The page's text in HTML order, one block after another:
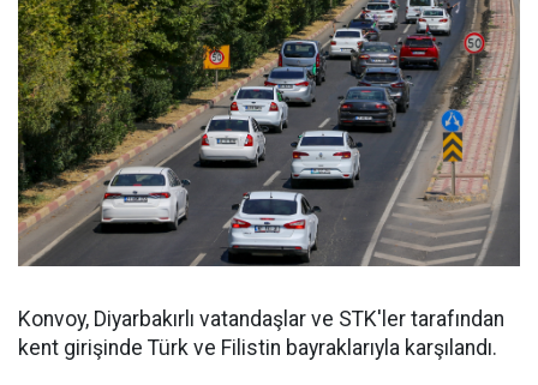
Konvoy, Diyarbakırlı vatandaşlar ve STK'ler tarafından
kent girişinde Türk ve Filistin bayraklarıyla karşılandı.